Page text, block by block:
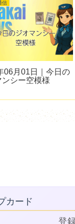
信
06月01日｜今日の
ンシー空模様
カード
登